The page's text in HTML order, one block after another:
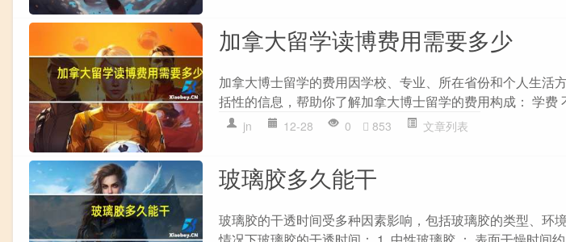
加拿大留学读博费用需要多少
加拿大博士留学的费用因学校、专业、所在省份和个人生活
括性的信息，帮助你了解加拿大博士留学的费用构成： 学费
jn 12-28 0 853 文章列表
玻璃胶多久能干
玻璃胶的干透时间受多种因素影响，包括玻璃胶的类型、环